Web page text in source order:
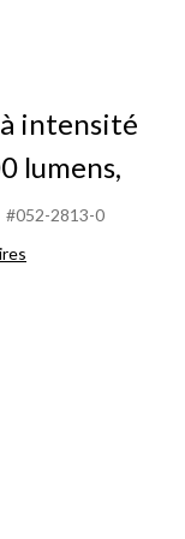
intensité
lumens,
#052-2813-0